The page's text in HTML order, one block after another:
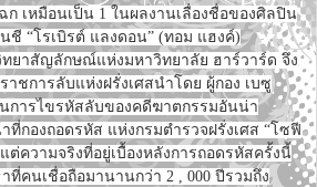
เหมือนเป็น 1 ในผลงานเลื่องชื่อของศิลปิน
ชี “โรเบิรต์ แลงดอน” (ทอม แฮงค์)
ยาสัญลักษณ์แห่งมหาวิทยาลัย ฮาร์วาร์ด จึง
ชการลับแห่งฝรั่งเศสนำโดย ผู้กอง เบซู
การไขรหัสลับของคดีฆาตกรรมอันน่า
ที่กองถอดรหัส แห่งกรมตำรวจฝรั่งเศส “โซฟี
แต่ความจริงที่อยู่เบื้องหลังการถอดรหัสครั้งนี้
ที่คนเชื่อถือมานานกว่า 2 , 000 ปีรวมถึง